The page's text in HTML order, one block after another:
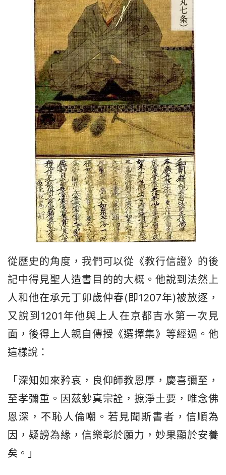
從歷史的角度，我們可以從《教行信證》的後
記中得見聖人造書目的的大概。他說到法然上
人和他在承元丁卯歲仲春(即1207年)被放逐，
又說到1201年他與上人在京都吉水第一次見
面，後得上人親自傳授《選擇集》等經過。他
這樣說：
「深知如來矜哀，良仰師教恩厚，慶喜彌至，
至孝彌重。因茲鈔真宗詮，摭淨土要，唯念佛
恩深，不恥人倫嘲。若見聞斯書者，信順為
因，疑謗為緣，信樂彰於願力，妙果顯於安養
矣。」